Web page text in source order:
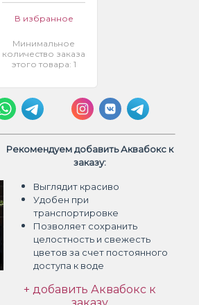
В избранное
Минимальное
количество заказа
этого товара: 1
Рекомендуем добавить Аквабокс к
заказу:
Выглядит красиво
Удобен при
транспортировке
Позволяет сохранить
целостность и свежесть
цветов за счет постоянного
доступа к воде
+ добавить Аквабокс к